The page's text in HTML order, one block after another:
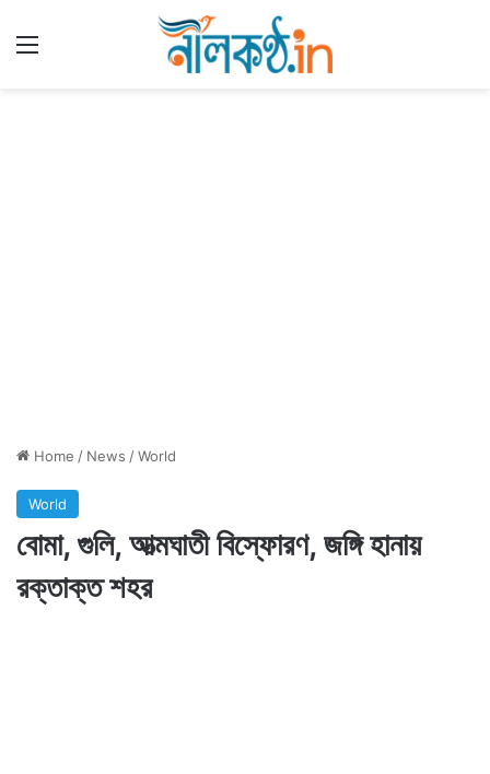
Home / News /World
World
বোমা, গুলি, আত্মঘাতী বিস্ফোরণ, জঙ্গি হানায়
রক্তাক্ত শহর